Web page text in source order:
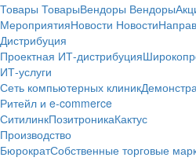
Товары ТоварыВендоры Вендоры
МероприятияНовости Новости
Дистрибуция
Проектная ИТ-дистрибуция
ИТ-услуги
Сеть компьютерных клиник
Ритейл и e-commerce
СитилинкПозитроникаКактус
Производство
БюрократСобственные торговые